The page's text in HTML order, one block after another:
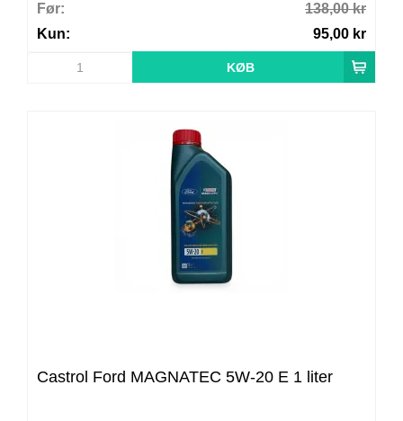
Før:
138,00 kr
Kun:
95,00 kr
Castrol Ford MAGNATEC 5W-20 E 1 liter